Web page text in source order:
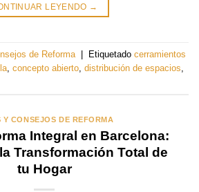
LEYENDO →
de Reforma | Etiquetado cerramientos
concepto abierto distribución de espacios
Y CONSEJOS DE REFORMA
Integral en Barcelona:
Transformación Total de
tu Hogar